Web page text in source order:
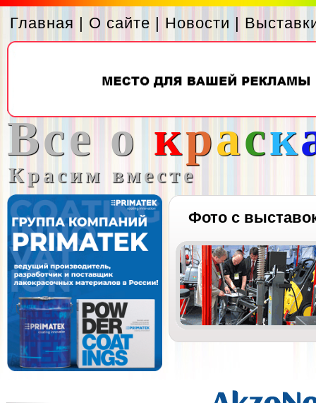
Главная | О сайте | Новости |
Все о краск
Красим вместе
Фото с